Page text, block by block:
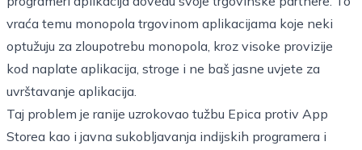
vraća temu monopola trgovinom aplikacijama koje neki
optužuju za zloupotrebu monopola, kroz visoke provizije
kod naplate aplikacija, stroge i ne baš jasne uvjete za
uvrštavanje aplikacija.
Taj problem je ranije uzrokovao tužbu Epica protiv App
Storea kao i javna sukobljavanja indijskih programera i